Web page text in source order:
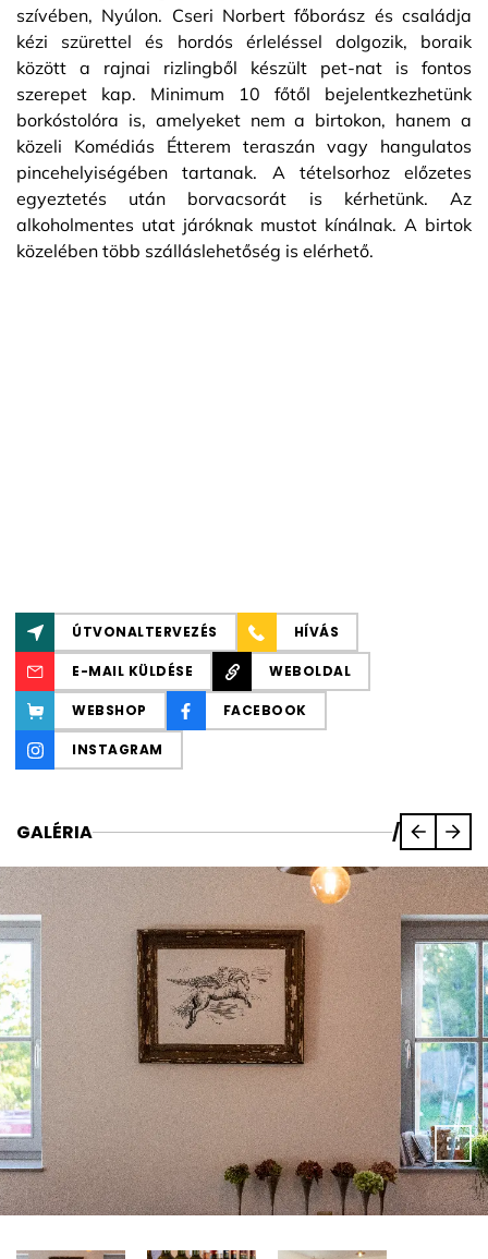
szívében, Nyúlon. Cseri Norbert főborász és családja
kézi szürettel és hordós érleléssel dolgozik, boraik
között a rajnai rizlingből készült pet-nat is fontos
szerepet kap. Minimum 10 főtől bejelentkezhetünk
borkóstolóra is, amelyeket nem a birtokon, hanem a
közeli Komédiás Étterem teraszán vagy hangulatos
pincehelyiségében tartanak. A tételsorhoz előzetes
egyeztetés után borvacsorát is kérhetünk. Az
alkoholmentes utat járóknak mustot kínálnak. A birtok
közelében több szálláslehetőség is elérhető.
ÚTVONALTERVEZÉS HÍVÁS
E-MAIL KÜLDÉSE WEBOLDAL
WEBSHOP FACEBOOK
INSTAGRAM
GALÉRIA /